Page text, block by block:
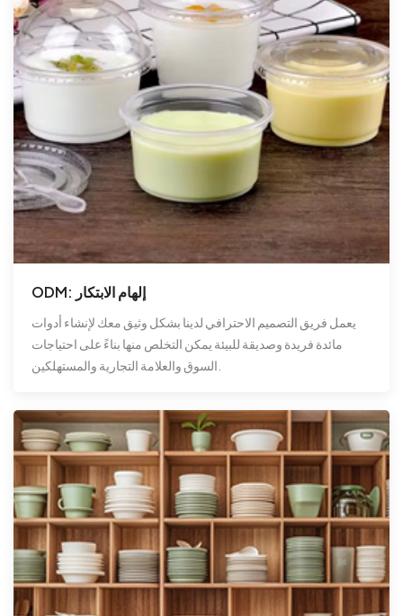
ODM: إلهام الابتكار
يعمل فريق التصميم الاحترافي لدينا بشكل وثيق معك لإنشاء أدوات
مائدة فريدة وصديقة للبيئة يمكن التخلص منها بناءً على احتياجات